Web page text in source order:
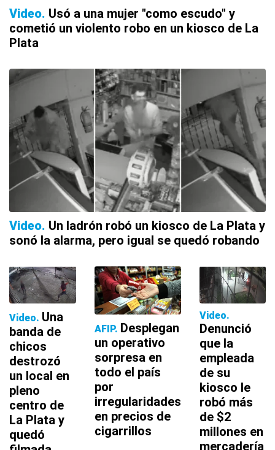
Video Usó a una mujer "como escudo" y
cometió un violento robo en un kiosco de La
Plata
Video Un ladrón robó un kiosco de La Plata y
sonó la alarma, pero igual se quedó robando
Video Una
banda de
chicos
destrozó
un local en
pleno
centro de
La Plata y
quedó
AFIP Desplegan
un operativo
sorpresa en
todo el país
por
irregularidades
en precios de
cigarrillos
Video
Denunció
que la
empleada
de su
kiosco le
robó más
de $2
millones en
mercadería